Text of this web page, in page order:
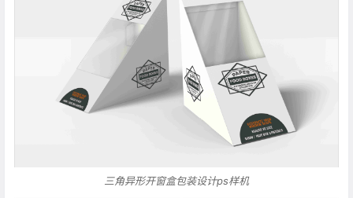
三角异形开窗盒包装设计ps样机